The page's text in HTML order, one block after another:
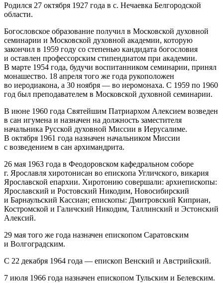
Родился 27 октября 1927 года в с. Нечаевка Белгородской
области.
Богословское образование получил в Московской духовной
семинарии и Московской духовной академии, которую
закончил в 1959 году со степенью кандидата богословия
и оставлен профессорским стипендиатом при академии.
В марте 1954 года, будучи воспитанником семинарии, принял
монашество. 18 апреля того же года рукоположен
во иеродиакона, а 30 ноября — во иеромонаха. С 1959 по 1960
год был преподавателем в Московской духовной семинарии.
В июне 1960 года Святейшим Патриархом Алексием возведен
в сан игумена и назначен на должность заместителя
начальника Русской духовной Миссии в Иерусалиме.
В октября 1961 года назначен начальником Миссии
с возведением в сан архимандрита.
26 мая 1963 года в Феодоровском кафедральном соборе
г. Ярославля хиротонисан во епископа Угличского, викария
Ярославской епархии. Хиротонию совершали: архиепископы:
Ярославский и Ростовский Никодим, Новосибирский
и Барнаульский Кассиан; епископы: Дмитровский Киприан,
Костромской и Галичский Никодим, Таллинский и Эстонский
Алексий.
29 мая того же года назначен епископом Саратовским
и Волгоградским.
С 22 декабря 1964 года — епископ Венский и Австрийский.
7 июля 1966 года назначен епископом Тульским и Белевским.